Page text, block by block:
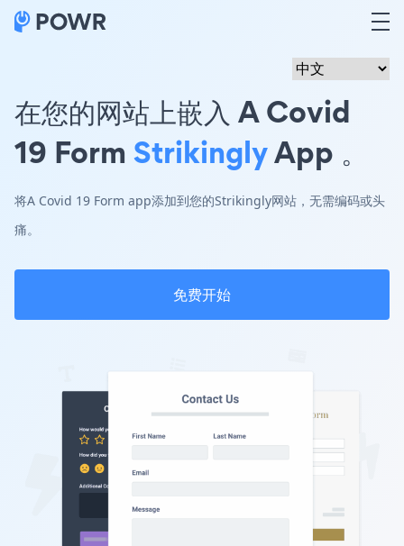
在您的网站上嵌入 A Covid
19 Form StrikinglyApp 。
将A Covid 19 Form app添加到您的Strikingly网站，无需编码或头
痛。
免费开始